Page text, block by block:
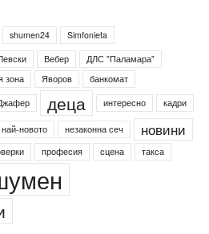
shumen24
Simfonieta
Вебер
ДЛС "Паламара"
зона Яворов
банкомат
деца интересно кадри
най-новото незаконна сеч новини
професия сцена такса